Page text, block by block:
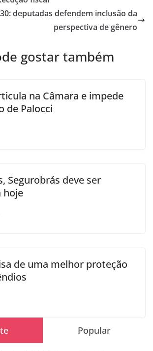
deputadas defendem inclusão da
perspectiva de gênero
gostar também
na Câmara e impede
de Palocci
Segurobrás deve ser
hoje
de uma melhor proteção
Popular